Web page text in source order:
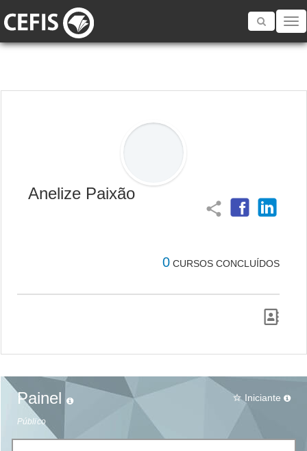
Toggle
Anelize Paixão
share
0 CURSOS CONCLUÍDOS
Painel
Público
star_border Iniciante